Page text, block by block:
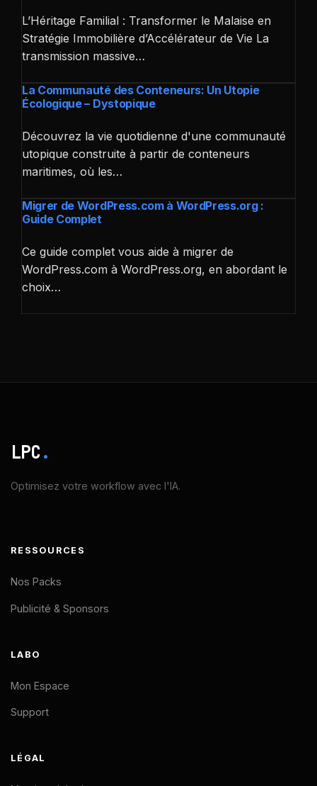
L’Héritage Familial : Transformer le Malaise en
Stratégie Immobilière d’Accélérateur de Vie La
transmission massive…
La Communauté des Conteneurs: Un Utopie
Écologique – Dystopique
Découvrez la vie quotidienne d'une communauté
utopique construite à partir de conteneurs
maritimes, où les…
Migrer de WordPress.com à WordPress.org :
Guide Complet
Ce guide complet vous aide à migrer de
WordPress.com à WordPress.org, en abordant le
choix…
LPC.
Optimisez votre workflow avec l'IA.
RESSOURCES
Nos Packs
Publicité & Sponsors
LABO
Mon Espace
Support
LÉGAL